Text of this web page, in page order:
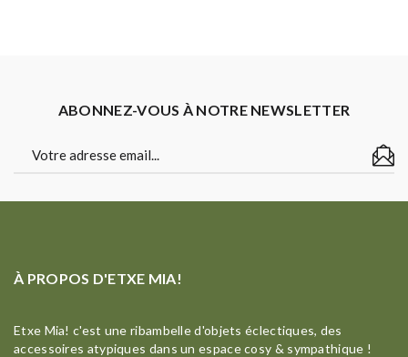
ABONNEZ-VOUS À NOTRE NEWSLETTER
À PROPOS D'ETXE MIA!
Etxe Mia! c'est une ribambelle d'objets éclectiques, des
accessoires atypiques dans un espace cosy & sympathique !